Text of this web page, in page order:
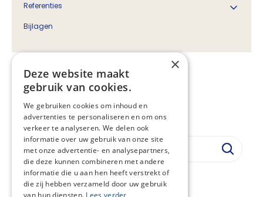
Referenties
Bijlagen
Beslisboom
Regiehouder:
Download de beslisboom (PDF)
×
Deze website maakt
gebruik van cookies.
We gebruiken cookies om inhoud en
advertenties te personaliseren en om ons
verkeer te analyseren. We delen ook
informatie over uw gebruik van onze site
met onze advertentie- en analysepartners,
die deze kunnen combineren met andere
informatie die u aan hen heeft verstrekt of
die zij hebben verzameld door uw gebruik
van hun diensten. Lees verder